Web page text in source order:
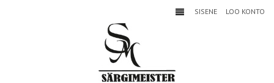
SISENE LOO KONTO